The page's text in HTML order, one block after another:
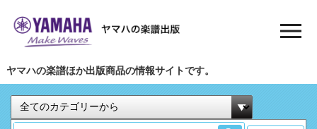
ヤマハの楽譜ほか出版商品の情報サイトです。